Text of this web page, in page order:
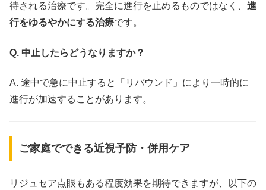
待される治療です。完全に進行を止めるものではなく、 進
行をゆるやかにする治療です。
Q. 中止したらどうなりますか？
A. 途中で急に中止すると「リバウンド」により一時的に
進行が加速することがあります。
ご家庭でできる近視予防・併用ケア
リジュセア点眼もある程度効果を期待できますが、以下の